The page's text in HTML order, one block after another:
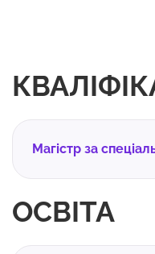
Магістр за
ОСВІТА